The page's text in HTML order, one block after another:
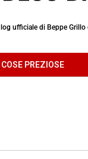
ufficiale di Beppe
COSE PREZIOSE